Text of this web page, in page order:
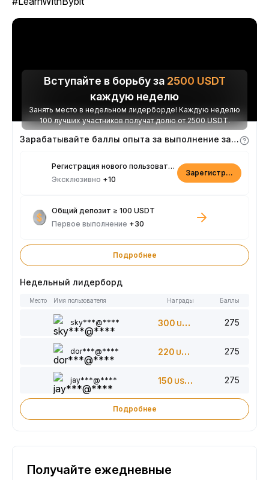
Вступайте в борьбу за 2500 USDT
каждую неделю
Занять место в недельном лидерборде! Каждую неделю
100 лучших участников получат долю от 2500 USDT.
Зарабатывайте баллы опыта за выполнение заданий
Регистрация нового пользователя
Эксклюзивно +10
Зарегистрироваться
Общий депозит ≥ 100 USDT
Первое выполнение +30
Подробнее
Недельный лидерборд
Место Имя пользователя Награды Баллы
sky***@**** 300 USDT 275
dor***@**** 220 USDT 275
jay***@**** 150 USDT 275
Подробнее
Получайте ежедневные